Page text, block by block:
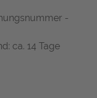
-
ca. 14 Tage